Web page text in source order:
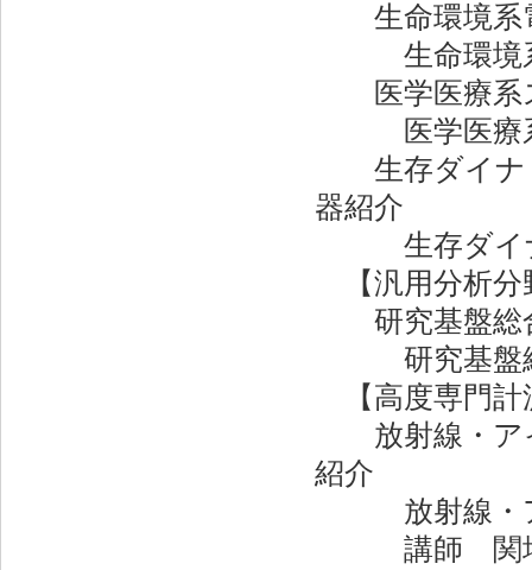
生命環境系
生命環境
医学医療系
医学医療
生存ダイナ
器紹介
生存ダイナ
【汎用分析分
研究基盤総
研究基盤総
【高度専門計
放射線・ア
紹介
放射線・ア
講師 関